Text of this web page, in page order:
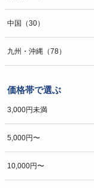
中国（30）
九州・沖縄（78）
価格帯で選ぶ
3,000円未満
5,000円〜
10,000円〜